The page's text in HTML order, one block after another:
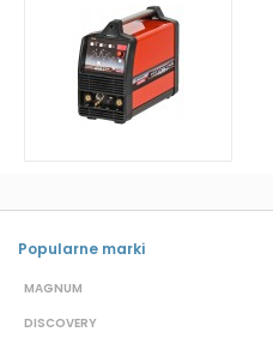
Popularne marki
MAGNUM
DISCOVERY